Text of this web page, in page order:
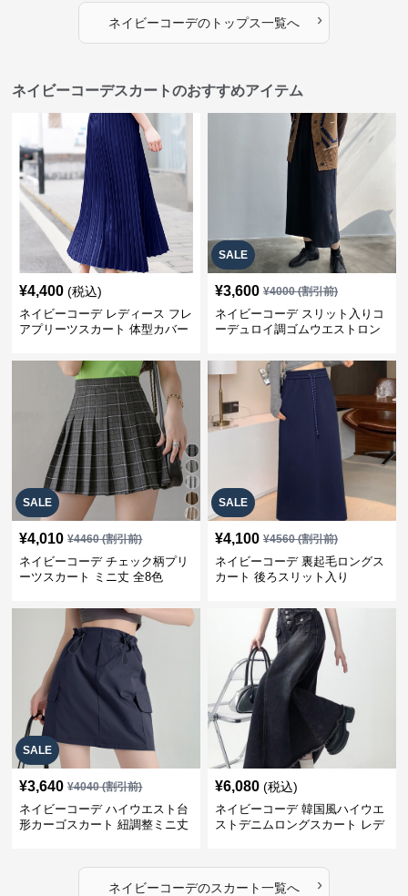
ネイビーコーデのトップス一覧へ ›
ネイビーコーデスカートのおすすめアイテム
¥4,400 (税込)
ネイビーコーデ レディース フレ
アプリーツスカート 体型カバー
ト
SALE
¥3,600 ¥4000(割引前)
ネイビーコーデ スリット入りコ
ーデュロイ調ゴムウエストロン
SALE
¥4,010 ¥4460(割引前)
ネイビーコーデ チェック柄プリ
ーツスカート ミニ丈 全8色
SALE
¥4,100 ¥4560(割引前)
ネイビーコーデ 裏起毛ロングス
カート 後ろスリット入り
SALE
¥3,640 ¥4040(割引前)
ネイビーコーデ ハイウエスト台
形カーゴスカート 紐調整ミニ丈
¥6,080 (税込)
ネイビーコーデ 韓国風ハイウエ
ストデニムロングスカート レデ
ネイビーコーデのスカート一覧へ ›